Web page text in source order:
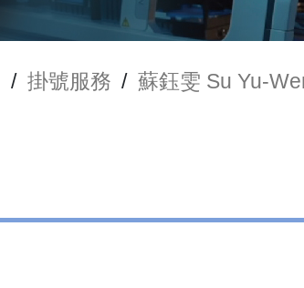
/ 掛號服務 / 蘇鈺雯 Su Yu-